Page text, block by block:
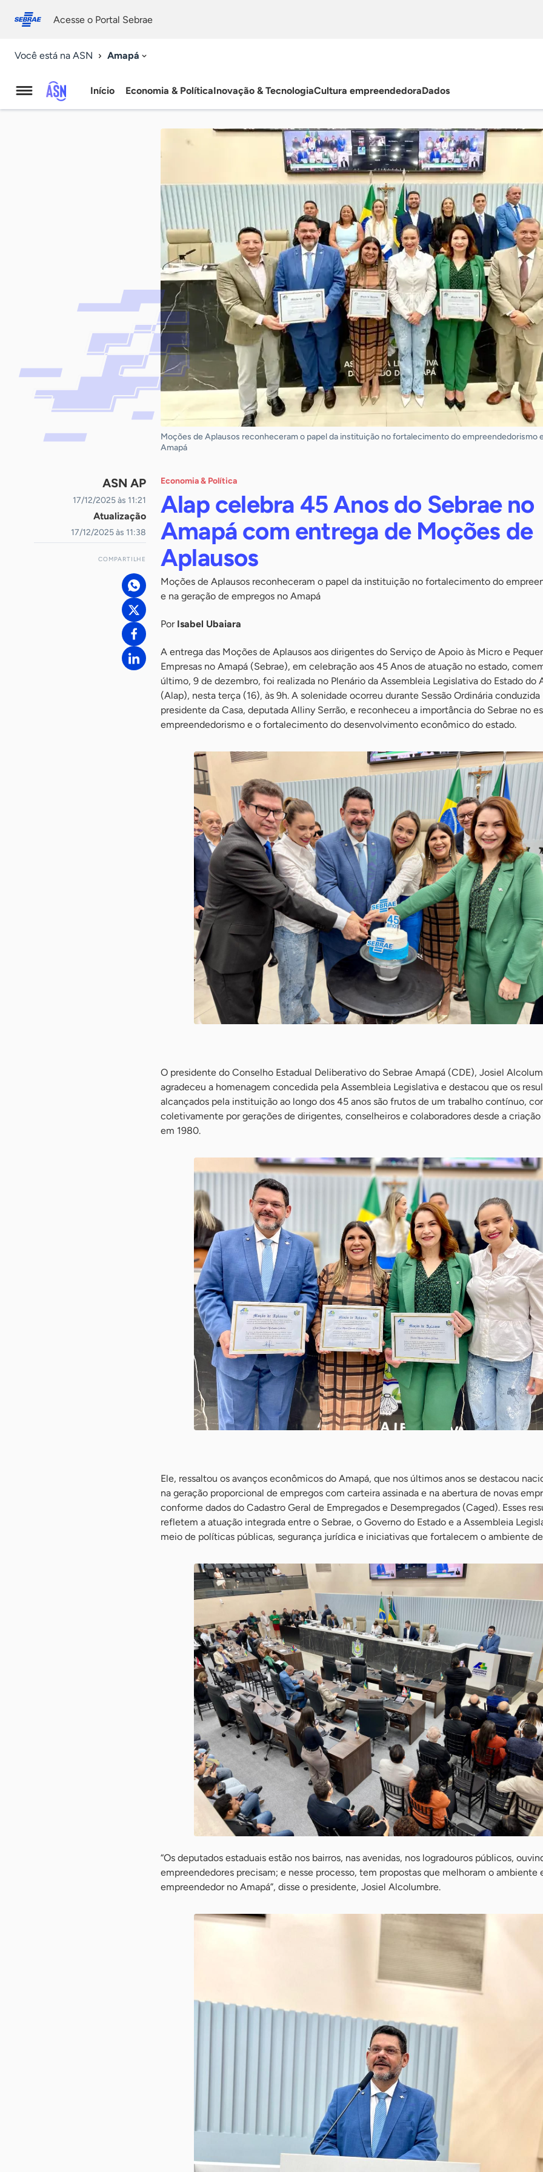
conosco
Acesse o Portal Sebrae
Você está na ASN Amapá
Agência
Início Economia & PolíticaInovação & TecnologiaCultura empreendedoraDados
Moções de Aplausos reconheceram o papel da instituição no fortalecimento do empreendedorismo
Amapá
ASN AP
17/12/2025 às 11:21
Atualização
17/12/2025 às 11:38
COMPARTILHE
Economia & Política
Alap celebra 45 Anos do Sebrae no
Amapá com entrega de Moções de
Aplausos
Moções de Aplausos reconheceram o papel da instituição no fortalecimento do
e na geração de empregos no Amapá
Por Isabel Ubaiara
A entrega das Moções de Aplausos aos dirigentes do Serviço de Apoio às Micro e
Empresas no Amapá (Sebrae), em celebração aos 45 Anos de atuação no estado,
último, 9 de dezembro, foi realizada no Plenário da Assembleia Legislativa do Estado do
(Alap), nesta terça (16), às 9h. A solenidade ocorreu durante Sessão Ordinária conduzida
presidente da Casa, deputada Alliny Serrão, e reconheceu a importância do Sebrae no
empreendedorismo e o fortalecimento do desenvolvimento econômico do estado.
O presidente do Conselho Estadual Deliberativo do Sebrae Amapá (CDE), Josiel
agradeceu a homenagem concedida pela Assembleia Legislativa e destacou que os
alcançados pela instituição ao longo dos 45 anos são frutos de um trabalho contínuo,
coletivamente por gerações de dirigentes, conselheiros e colaboradores desde a criação
em 1980.
Ele, ressaltou os avanços econômicos do Amapá, que nos últimos anos se destacou
na geração proporcional de empregos com carteira assinada e na abertura de novas
conforme dados do Cadastro Geral de Empregados e Desempregados (Caged). Esses
refletem a atuação integrada entre o Sebrae, o Governo do Estado e a Assembleia
meio de políticas públicas, segurança jurídica e iniciativas que fortalecem o ambiente
“Os deputados estaduais estão nos bairros, nas avenidas, nos logradouros públicos,
empreendedores precisam; e nesse processo, tem propostas que melhoram o ambiente
empreendedor no Amapá”, disse o presidente, Josiel Alcolumbre.